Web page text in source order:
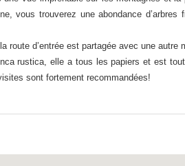
vous trouverez une abondance
route d’entrée est partagée avec une autre
rustica, elle a tous les papiers et est
sont fortement recommandées!